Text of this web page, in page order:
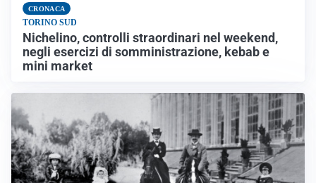
CRONACA
TORINO SUD
Nichelino, controlli straordinari nel weekend,
negli esercizi di somministrazione, kebab e
mini market